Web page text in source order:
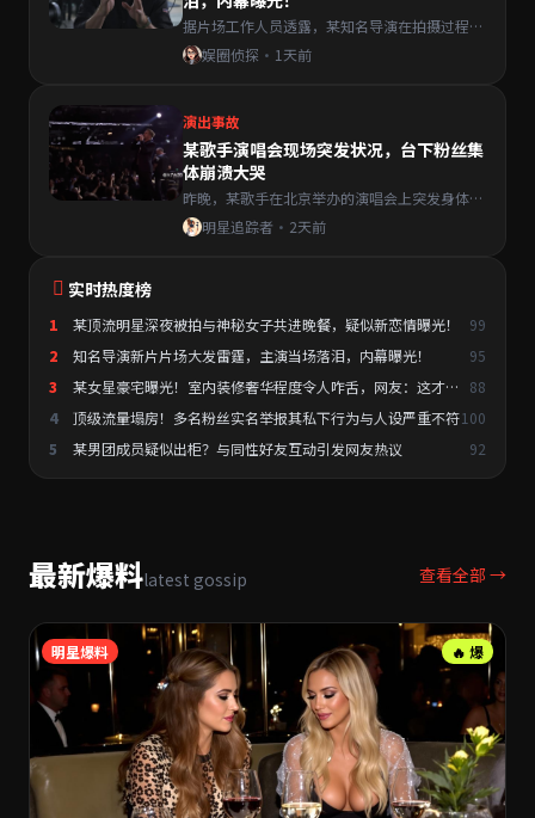
据片场工作人员透露，某知名导演在拍摄过程中
情绪失控，对主演大声斥责，现场气氛一度十分
紧张，多名工作人员目睹全程……
娱圈侦探 · 1天前
演出事故
某歌手演唱会现场突发状况，台下粉丝集
体崩溃大哭
昨晚，某歌手在北京举办的演唱会上突发身体不
适，被迫中断演出，台下数万名粉丝情绪崩溃，
现场哭声一片……
明星追踪者 · 2天前
实时热度榜
1 某顶流明星深夜被拍与神秘女子共进晚餐，疑似新恋情曝光！
99
2
知名导演新片片场大发雷霆，主演当场落泪，内幕曝光！
95
3
某女星豪宅曝光！室内装修奢华程度令人咋舌，网友：这才是
88
4
顶级流量塌房！多名粉丝实名举报其私下行为与人设严重不符100
5
某男团成员疑似出柜？与同性好友互动引发网友热议 92
最新爆料latest gossip 查看全部 →
明星爆料 🔥 爆